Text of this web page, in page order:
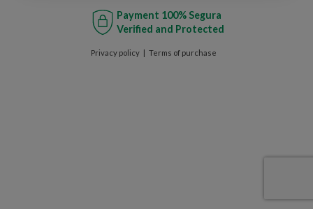
Payment 100% Segura
Verified and Protected
Privacy policy Terms of purchase